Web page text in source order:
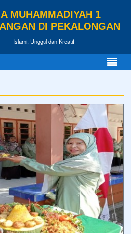
MUHAMMADIYAH 1
DI PEKALONGAN
Islami, Unggul dan Kreatif